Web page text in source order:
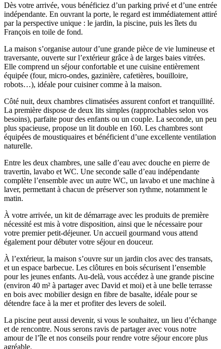
Dès votre arrivée, vous bénéficiez d’un parking privé et d’une entrée
indépendante. En ouvrant la porte, le regard est immédiatement attiré
par la perspective unique : le jardin, la piscine, puis les îlets du
François en toile de fond.
La maison s’organise autour d’une grande pièce de vie lumineuse et
traversante, ouverte sur l’extérieur grâce à de larges baies vitrées.
Elle comprend un séjour confortable et une cuisine entièrement
équipée (four, micro-ondes, gazinière, cafetières, bouilloire,
robots…), idéale pour cuisiner comme à la maison.
Côté nuit, deux chambres climatisées assurent confort et tranquillité.
La première dispose de deux lits simples (rapprochables selon vos
besoins), parfaite pour des enfants ou un couple. La seconde, un peu
plus spacieuse, propose un lit double en 160. Les chambres sont
équipées de moustiquaires et bénéficient d’une excellente ventilation
naturelle.
Entre les deux chambres, une salle d’eau avec douche en pierre de
travertin, lavabo et WC. Une seconde salle d’eau indépendante
complète l’ensemble avec un autre WC, un lavabo et une machine à
laver, permettant à chacun de préserver son rythme, notamment le
matin.
À votre arrivée, un kit de démarrage avec les produits de première
nécessité est mis à votre disposition, ainsi que le nécessaire pour
votre premier petit-déjeuner. Un accueil gourmand vous attend
également pour débuter votre séjour en douceur.
À l’extérieur, la maison s’ouvre sur un jardin clos avec des transats,
et un espace barbecue. Les clôtures en bois sécurisent l’ensemble
pour les jeunes enfants. Au-delà, vous accédez à une grande piscine
(environ 40 m² à partager avec David et moi) et à une belle terrasse
en bois avec mobilier design en fibre de basalte, idéale pour se
détendre face à la mer et profiter des levers de soleil.
La piscine peut aussi devenir, si vous le souhaitez, un lieu d’échange
et de rencontre. Nous serons ravis de partager avec vous notre
amour de l’île et nos conseils pour rendre votre séjour encore plus
agréable.